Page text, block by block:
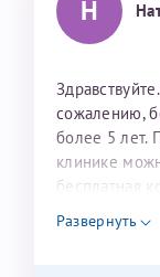
Н
сожалению,
более 5 лет.
клинике
бесплатная
уважением,
Развернуть